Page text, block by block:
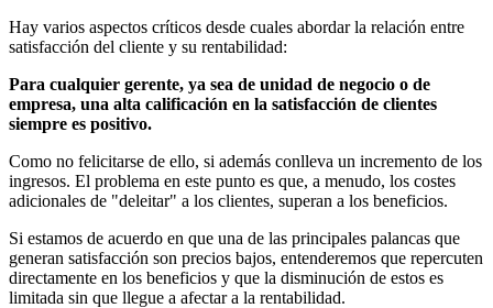
Hay varios aspectos críticos desde cuales abordar la relación entre
satisfacción del cliente y su rentabilidad:
Para cualquier gerente, ya sea de unidad de negocio o de
empresa, una alta calificación en la satisfacción de clientes
siempre es positivo.
Como no felicitarse de ello, si además conlleva un incremento de los
ingresos. El problema en este punto es que, a menudo, los costes
adicionales de "deleitar" a los clientes, superan a los beneficios.
Si estamos de acuerdo en que una de las principales palancas que
generan satisfacción son precios bajos, entenderemos que repercuten
directamente en los beneficios y que la disminución de estos es
limitada sin que llegue a afectar a la rentabilidad.